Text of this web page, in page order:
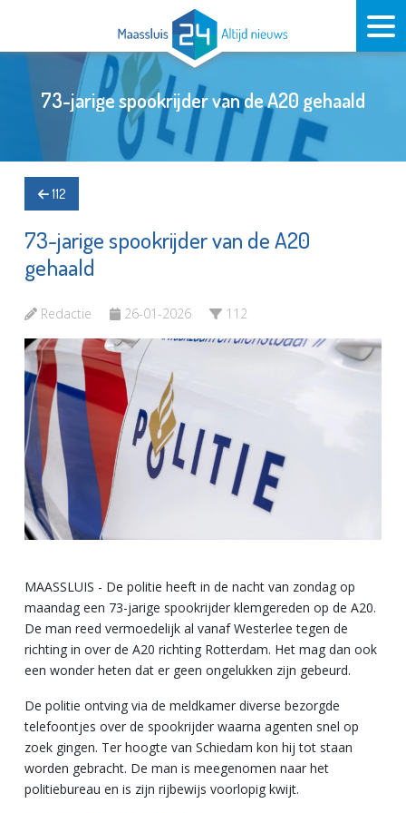
73-jarige spookrijder van de A20 gehaald
112
73-jarige spookrijder van de A20
gehaald
Redactie 26-01-2026 112
MAASSLUIS - De politie heeft in de nacht van zondag op
maandag een 73-jarige spookrijder klemgereden op de A20.
De man reed vermoedelijk al vanaf Westerlee tegen de
richting in over de A20 richting Rotterdam. Het mag dan ook
een wonder heten dat er geen ongelukken zijn gebeurd.
De politie ontving via de meldkamer diverse bezorgde
telefoontjes over de spookrijder waarna agenten snel op
zoek gingen. Ter hoogte van Schiedam kon hij tot staan
worden gebracht. De man is meegenomen naar het
politiebureau en is zijn rijbewijs voorlopig kwijt.